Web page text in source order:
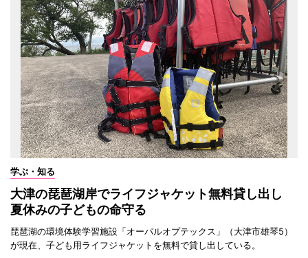
学ぶ・知る
大津の琵琶湖岸でライフジャケット無料貸し出し
夏休みの子どもの命守る
琵琶湖の環境体験学習施設「オーパルオプテックス」（大津市雄琴5）
が現在、子ども用ライフジャケットを無料で貸し出している。